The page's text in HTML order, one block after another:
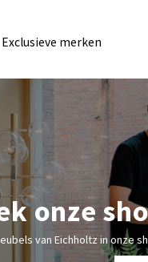
Exclusieve merken
onze
van Eichholtz in onze